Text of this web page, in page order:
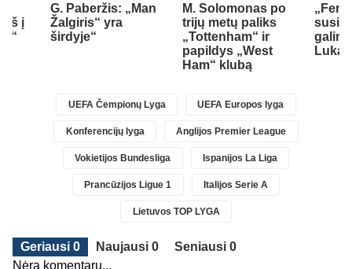
į
G. Paberžis: „Man
Žalgiris“ yra
širdyje“
M. Solomonas po
trijų metų paliks
„Tottenham“ ir
papildys „West
Ham“ klubą
UEFA Čempionų Lyga UEFA Europos lyga
Konferencijų lyga Anglijos Premier League
Vokietijos Bundesliga Ispanijos La Liga
Prancūzijos Ligue 1 Italijos Serie A
Lietuvos TOP LYGA
Geriausi 0 Naujausi 0
Seniausi 0
Nėra komentarų...